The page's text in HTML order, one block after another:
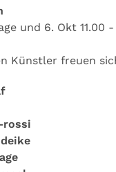
und 6. Okt 11.00 -
Künstler freuen
rossi